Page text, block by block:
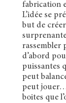
fabrication
L’idée se
but de
rassembler
d’abord
puissantes
peut
peut jouer…
boites que